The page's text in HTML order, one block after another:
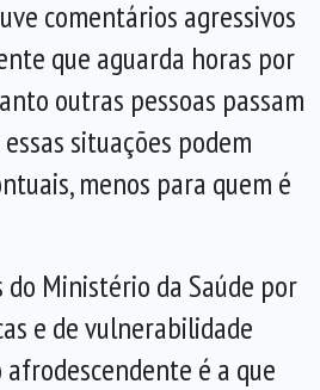
comentários agressivos
que aguarda horas por
outras pessoas passam
situações podem
menos para quem é
do Ministério da Saúde por
e de vulnerabilidade
é a que